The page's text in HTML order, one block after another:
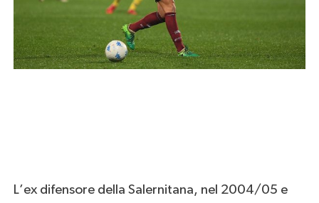
L’ex difensore della Salernitana, nel 2004/05 e